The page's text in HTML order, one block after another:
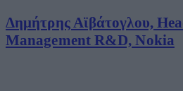
Δημήτρης Αϊβάτογλου,
Management R&D, Nokia